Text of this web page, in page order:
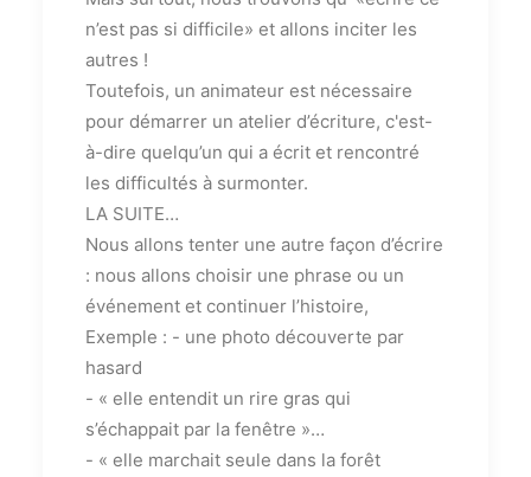
n’est pas si difficile» et allons inciter les
autres !
Toutefois, un animateur est nécessaire
pour démarrer un atelier d’écriture, c'est-
à-dire quelqu’un qui a écrit et rencontré
les difficultés à surmonter.
LA SUITE…
Nous allons tenter une autre façon d’écrire
: nous allons choisir une phrase ou un
événement et continuer l’histoire,
Exemple : - une photo découverte par
hasard
- « elle entendit un rire gras qui
s’échappait par la fenêtre »…
- « elle marchait seule dans la forêt